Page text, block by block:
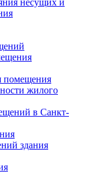
несущих и
помещения
жилого
в Санкт-
здания